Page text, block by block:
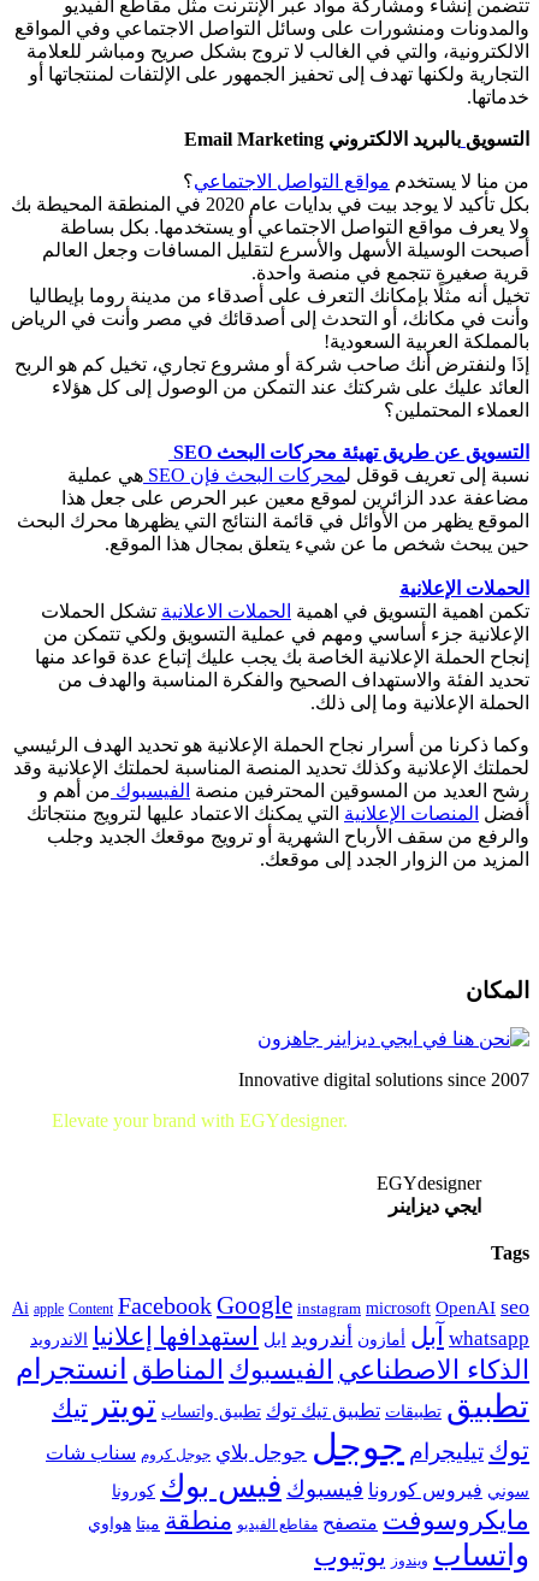
تتضمن إنشاء ومشاركة مواد عبر الإنترنت مثل مقاطع الفيديو
والمدونات ومنشورات على وسائل التواصل الاجتماعي وفي المواقع
الالكترونية، والتي في الغالب لا تروج بشكل صريح ومباشر للعلامة
التجارية ولكنها تهدف إلى تحفيز الجمهور على الإلتفات لمنتجاتها أو
خدماتها.
التسويق بالبريد الالكتروني Email Marketing
من منا لا يستخدم مواقع التواصل الاجتماعي؟
بكل تأكيد لا يوجد بيت في بدايات عام 2020 في المنطقة المحيطة بك
ولا يعرف مواقع التواصل الاجتماعي أو يستخدمها. بكل بساطة
أصبحت الوسيلة الأسهل والأسرع لتقليل المسافات وجعل العالم
قرية صغيرة تتجمع في منصة واحدة.
تخيل أنه مثلًا بإمكانك التعرف على أصدقاء من مدينة روما بإيطاليا
وأنت في مكانك، أو التحدث إلى أصدقائك في مصر وأنت في الرياض
بالمملكة العربية السعودية!
إذَا ولنفترض أنك صاحب شركة أو مشروع تجاري، تخيل كم هو الربح
العائد عليك على شركتك عند التمكن من الوصول إلى كل هؤلاء
العملاء المحتملين؟
التسويق عن طريق تهيئة محركات البحث SEO
نسبة إلى تعريف قوقل لمحركات البحث فإن SEO
هي عملية
مضاعفة عدد الزائرين لموقع معين عبر الحرص على جعل هذا
الموقع يظهر من الأوائل في قائمة النتائج التي يظهرها محرك البحث
حين يبحث شخص ما عن شيء يتعلق بمجال هذا الموقع.
الحملات الإعلانية
تكمن اهمية التسويق في اهمية الحملات الاعلانية تشكل الحملات
الإعلانية جزء أساسي ومهم في عملية التسويق ولكي تتمكن من
إنجاح الحملة الإعلانية الخاصة بك يجب عليك إتباع عدة قواعد منها
تحديد الفئة والاستهداف الصحيح والفكرة المناسبة والهدف من
الحملة الإعلانية وما إلى ذلك.
وكما ذكرنا من أسرار نجاح الحملة الإعلانية هو تحديد الهدف الرئيسي
لحملتك الإعلانية وكذلك تحديد المنصة المناسبة لحملتك الإعلانية وقد
رشح العديد من المسوقين المحترفين منصة الفيسبوك من أهم و
أفضل المنصات الإعلانية التي يمكنك الاعتماد عليها لترويج منتجاتك
والرفع من سقف الأرباح الشهرية أو ترويج موقعك الجديد وجلب
المزيد من الزوار الجدد إلى موقعك.
المكان
Innovative digital solutions since 2007
Elevate your brand with EGYdesigner.
EGYdesigner
ايجي ديزاينر
Tags
Ai apple Content FacebookGoogle instagram microsoft OpenAI seo
whatsapp آبل أمازون أندرويد ابل استهدافها إعلانيا الاندرويد
الذكاء الاصطناعي الفيسبوك المناطق انستجرام
تطبيق تطبيقات تطبيق تيك توك تطبيق واتساب تويتر تيك
توك تيليجرام جوجل جوجل بلاي جوجل كروم سناب شات
سوني فيروس كورونا فيسبوك فيس بوك كورونا
مايكروسوفت متصفح مقاطع الفيديو منطقة ميتا هواوي
واتساب ويندوز يوتيوب